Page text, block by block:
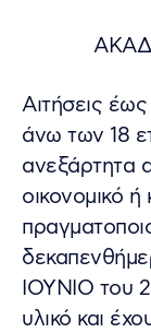
Αιτήσεις
άνω των 18
ανεξάρτητα
οικονομικό
ΙΟΥΝΙΟ του
υλικό και